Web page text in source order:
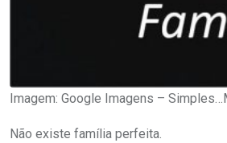
Imagem: Google Imagens –
Não existe família perfeita.